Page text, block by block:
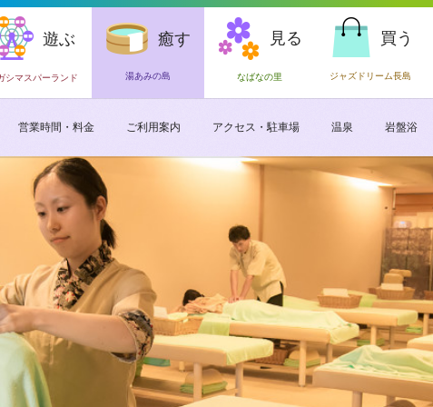
遊ぶ
シマスパーランド
癒す
湯あみの島
見る
なばなの里
買う
ジャズドリーム長島
営業時間・料金 ご利用案内 アクセス・駐車場 温泉 岩盤浴